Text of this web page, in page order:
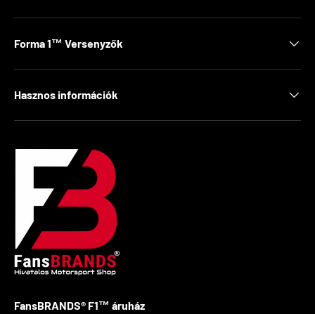
Forma 1™ Versenyzők
Hasznos információk
FansBRANDS® F1™ áruház